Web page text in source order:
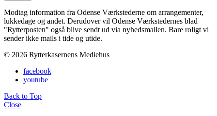
Modtag information fra Odense Værkstederne om arrangementer,
lukkedage og andet. Derudover vil Odense Værkstedernes blad
"Rytterposten" også blive sendt ud via nyhedsmailen. Bare roligt vi
sender ikke mails i tide og utide.
© 2026 Rytterkasernens Mediehus
facebook
youtube
Back to Top
Close